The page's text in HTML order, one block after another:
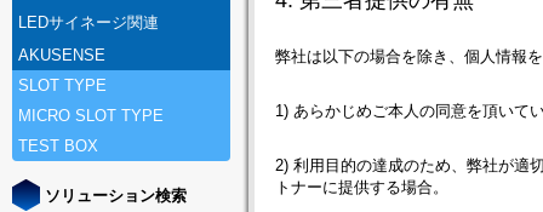
LEDサイネージ関連
AKUSENSE
SLOT TYPE
MICRO SLOT TYPE
TEST BOX
ソリューション検索
弊社は以下の場合を除き、個人情報
1) あらかじめご本人の同意を頂いて
2) 利用目的の達成のため、弊社が適
トナーに提供する場合。